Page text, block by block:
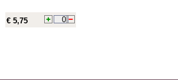
€ 5,75